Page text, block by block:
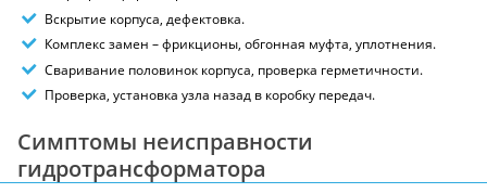
Вскрытие корпуса, дефектовка.
Комплекс замен – фрикционы, обгонная муфта, уплотнения.
Сваривание половинок корпуса, проверка герметичности.
Проверка, установка узла назад в коробку передач.
Симптомы неисправности
гидротрансформатора